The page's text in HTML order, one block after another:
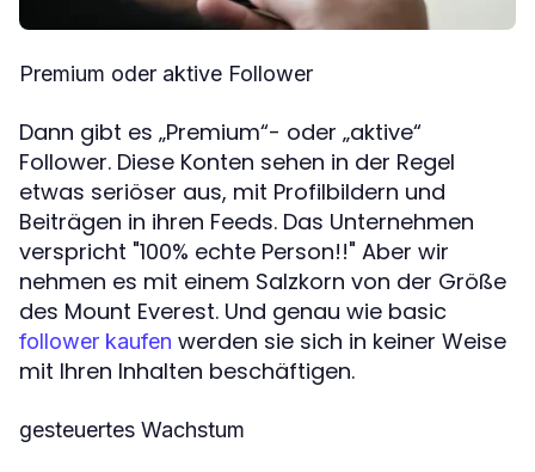
Premium oder aktive Follower
Dann gibt es „Premium“- oder „aktive“
Follower. Diese Konten sehen in der Regel
etwas seriöser aus, mit Profilbildern und
Beiträgen in ihren Feeds. Das Unternehmen
verspricht "100% echte Person!!" Aber wir
nehmen es mit einem Salzkorn von der Größe
des Mount Everest. Und genau wie basic
follower kaufen werden sie sich in keiner Weise
mit Ihren Inhalten beschäftigen.
gesteuertes Wachstum